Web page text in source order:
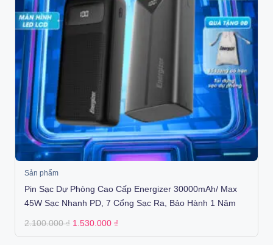
Sản phẩm
Pin Sạc Dự Phòng Cao Cấp Energizer 30000mAh/ Max
45W Sạc Nhanh PD, 7 Cổng Sạc Ra, Bảo Hành 1 Năm
2.100.000₫ Original
was:
1.530.000 ₫
is: